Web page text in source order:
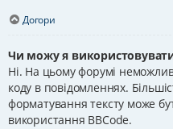
Догори
Чи можу я
Ні. На цьому форумі
коду в повідомленнях.
форматування тексту може
використання BBCode.